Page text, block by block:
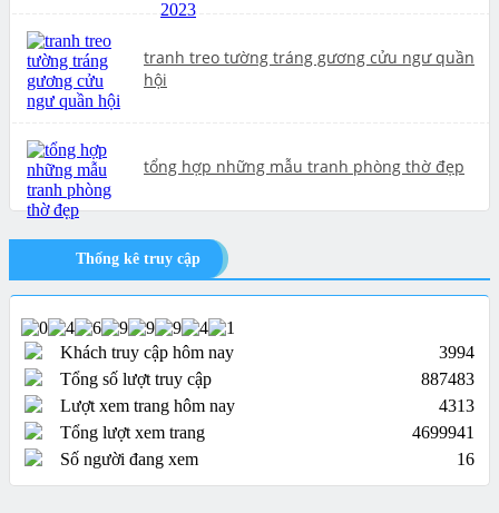
tranh treo tường tráng gương cửu ngư quần
hội
tổng hợp những mẫu tranh phòng thờ đẹp
Thống kê truy cập
Khách truy cập hôm nay
3994
Tổng số lượt truy cập
887483
Lượt xem trang hôm nay
4313
Tổng lượt xem trang
4699941
Số người đang xem
16